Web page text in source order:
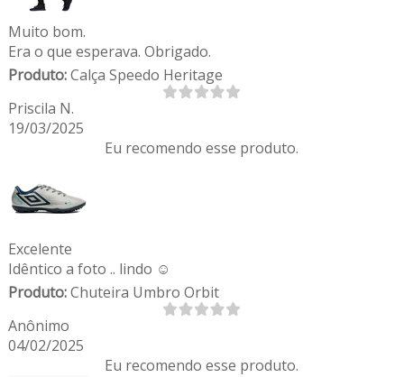
Muito bom.
Era o que esperava. Obrigado.
Produto:Calça Speedo Heritage
Priscila N.
19/03/2025
Eu recomendo esse produto.
Excelente
Idêntico a foto .. lindo ☺️
Produto:Chuteira Umbro Orbit
Anônimo
04/02/2025
Eu recomendo esse produto.